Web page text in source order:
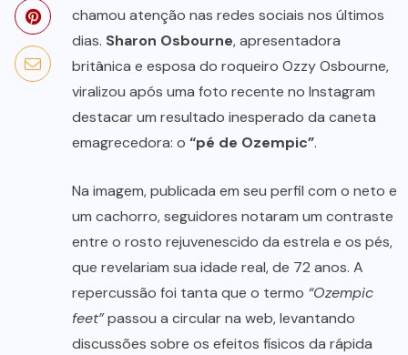
chamou atenção nas redes sociais nos últimos
dias. Sharon Osbourne, apresentadora
britânica e esposa do roqueiro Ozzy Osbourne,
viralizou após uma foto recente no Instagram
destacar um resultado inesperado da caneta
emagrecedora: o “pé de Ozempic”.
Na imagem, publicada em seu perfil com o neto e
um cachorro, seguidores notaram um contraste
entre o rosto rejuvenescido da estrela e os pés,
que revelariam sua idade real, de 72 anos. A
repercussão foi tanta que o termo “Ozempic
feet”passou a circular na web, levantando
discussões sobre os efeitos físicos da rápida